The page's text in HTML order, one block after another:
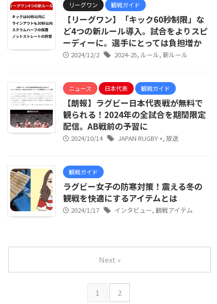
リーグワン 観戦ガイド
【リーグワン】「キック60秒制限」な
ど4つの新ルール導入。試合をよりスピ
ーディーに。選手にとっては負担増か
2024/12/2 2024-25, ルール, 新ルール
ニュース 日本代表 観戦ガイド
【朗報】ラグビー日本代表戦が無料で
観られる！2024年の全試合を期間限定
配信。AB戦前の予習に
2024/10/14 JAPAN RUGBY +, 放送
観戦ガイド
ラグビー女子の防寒対策！震える冬の
観戦を快適にするアイテムとは
2024/1/17 インタビュー, 観戦アイテム
1 2
Next »